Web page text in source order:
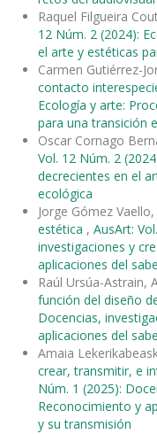
Raquel Filgueira
12 Núm. 2 (2024):
el arte y estéticas
Carmen Gutiérrez-
contacto
Ecología y arte:
para una transición
Oscar Cornago
Vol. 12 Núm. 2
decrecientes en el
ecológica
Jorge Gómez Vaello,
estética , AusArt:
investigaciones y
aplicaciones del
Raúl Ursúa-Astrain,
función del diseño
Docencias,
aplicaciones del
Amaia
crear, transmitir, e
Núm. 1 (2025):
Reconocimiento y
y su transmisión